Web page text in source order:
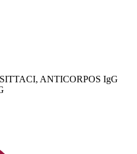
ANTICORPOS IgG